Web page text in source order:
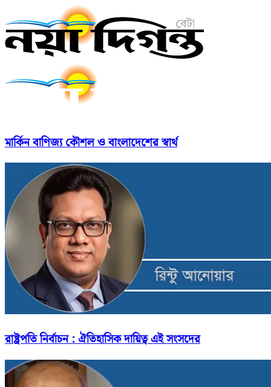
মার্কিন বাণিজ্য কৌশল ও বাংলাদেশের স্বার্থ
রাষ্ট্রপতি নির্বাচন : ঐতিহাসিক দায়িত্ব এই সংসদের